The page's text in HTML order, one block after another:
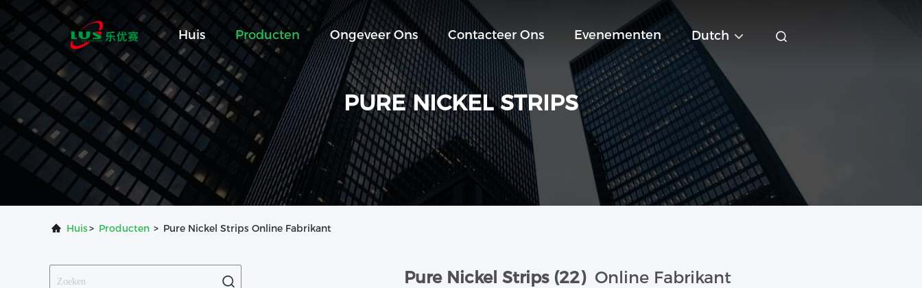
Huis Producten Ongeveer Ons Contacteer Ons Evenementen Dutch
PURE NICKEL STRIPS
Huis> Producten > Pure Nickel Strips Online Fabrikant
Pure Nickel Strips (22) Online Fabrikant